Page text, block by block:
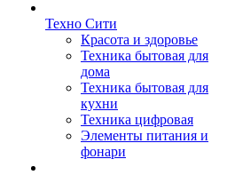
Техно Сити
Красота и здоровье
Техника бытовая для
дома
Техника бытовая для
кухни
Техника цифровая
Элементы питания и
фонари